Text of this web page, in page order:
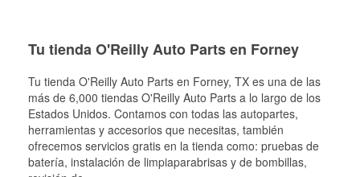
Tu tienda O'Reilly Auto Parts en Forney
Tu tienda O'Reilly Auto Parts en Forney, TX es una de las
más de 6,000 tiendas O'Reilly Auto Parts a lo largo de los
Estados Unidos. Contamos con todas las autopartes,
herramientas y accesorios que necesitas, también
ofrecemos servicios gratis en la tienda como: pruebas de
batería, instalación de limpiaparabrisas y de bombillas,